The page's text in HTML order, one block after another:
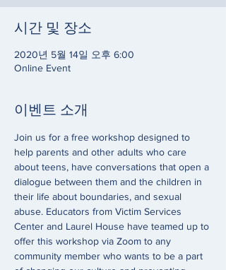
시간 및 장소
2020년 5월 14일 오후 6:00
Online Event
이벤트 소개
Join us for a free workshop designed to
help parents and other adults who care
about teens, have conversations that open a
dialogue between them and the children in
their life about boundaries, and sexual
abuse. Educators from Victim Services
Center and Laurel House have teamed up to
offer this workshop via Zoom to any
community member who wants to be a part